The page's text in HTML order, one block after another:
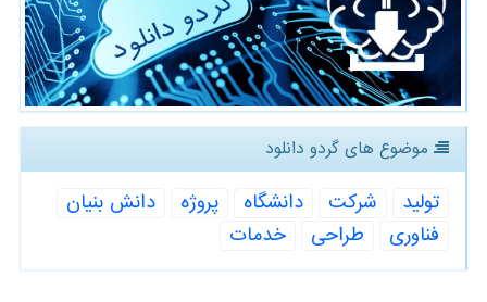
موضوع های گردو دانلود
تولید شركت دانشگاه پروژه
دانش بنیان
فناوری
طراحی خدمات